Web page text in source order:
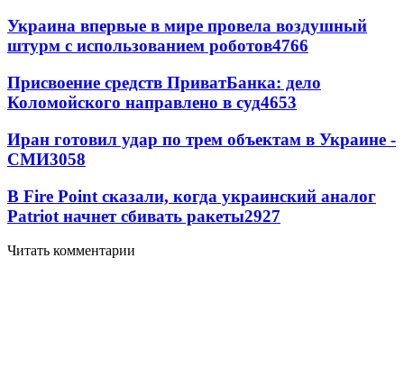
Украина впервые в мире провела воздушный
штурм с использованием роботов4766
Присвоение средств ПриватБанка: дело
Коломойского направлено в суд4653
Иран готовил удар по трем объектам в Украине -
СМИ3058
В Fire Point сказали, когда украинский аналог
Patriot начнет сбивать ракеты2927
Читать комментарии